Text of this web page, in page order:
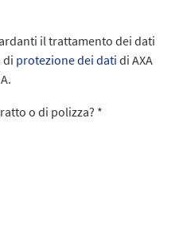
il trattamento dei dati
di protezione dei dati di AXA
o di polizza?